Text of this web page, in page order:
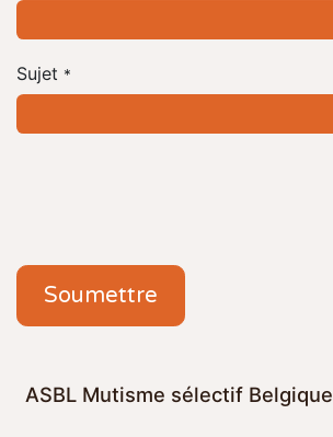
Sujet *
Soumettre
ASBL Mutisme sélectif Belgique